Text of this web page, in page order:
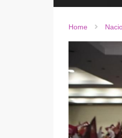
Home